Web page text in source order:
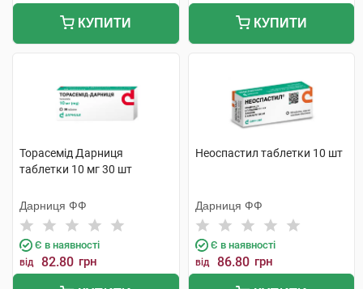
КУПИТИ КУПИТИ
Торасемід Дарниця
таблетки 10 мг 30 шт
Дарниця ФФ
Є в наявності
від 82.80 грн
Неоспастил таблетки 10 шт
Дарниця ФФ
Є в наявності
від 86.80 грн